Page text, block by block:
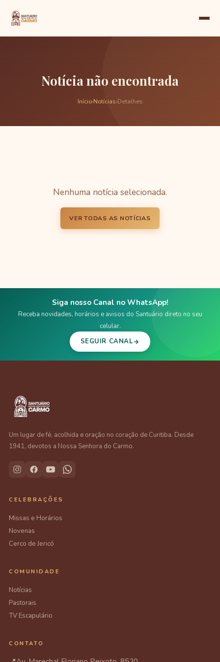
Notícia não encontrada
Início›Notícias›Detalhes
Nenhuma notícia selecionada.
VER TODAS AS NOTÍCIAS
Siga nosso Canal no WhatsApp!
Receba novidades, horários e avisos do Santuário direto no seu
celular.
SEGUIR CANAL
Um lugar de fé, acolhida e oração no coração de Curitiba. Desde
1941, devotos a Nossa Senhora do Carmo.
CELEBRAÇÕES
Missas e Horários
Novenas
Cerco de Jericó
COMUNIDADE
Notícias
Pastorais
TV Escapulário
CONTATO